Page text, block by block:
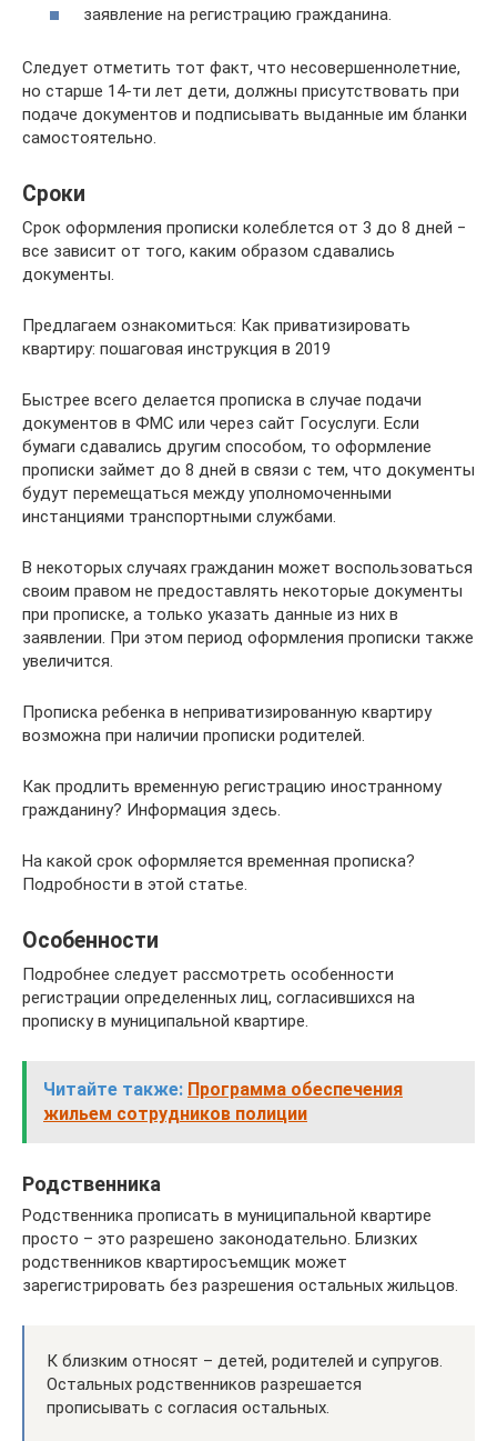
заявление на регистрацию гражданина.
Следует отметить тот факт, что несовершеннолетние,
но старше 14-ти лет дети, должны присутствовать при
подаче документов и подписывать выданные им бланки
самостоятельно.
Сроки
Срок оформления прописки колеблется от 3 до 8 дней ‒
все зависит от того, каким образом сдавались
документы.
Предлагаем ознакомиться: Как приватизировать
квартиру: пошаговая инструкция в 2019
Быстрее всего делается прописка в случае подачи
документов в ФМС или через сайт Госуслуги. Если
бумаги сдавались другим способом, то оформление
прописки займет до 8 дней в связи с тем, что документы
будут перемещаться между уполномоченными
инстанциями транспортными службами.
В некоторых случаях гражданин может воспользоваться
своим правом не предоставлять некоторые документы
при прописке, а только указать данные из них в
заявлении. При этом период оформления прописки также
увеличится.
Прописка ребенка в неприватизированную квартиру
возможна при наличии прописки родителей.
Как продлить временную регистрацию иностранному
гражданину? Информация здесь.
На какой срок оформляется временная прописка?
Подробности в этой статье.
Особенности
Подробнее следует рассмотреть особенности
регистрации определенных лиц, согласившихся на
прописку в муниципальной квартире.
Читайте также: Программа обеспечения
жильем сотрудников полиции
Родственника
Родственника прописать в муниципальной квартире
просто – это разрешено законодательно. Близких
родственников квартиросъемщик может
зарегистрировать без разрешения остальных жильцов.
К близким относят – детей, родителей и супругов.
Остальных родственников разрешается
прописывать с согласия остальных.